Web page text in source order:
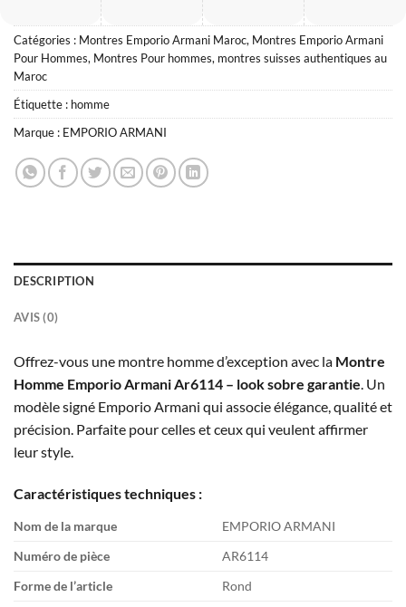
Catégories : Montres Emporio Armani Maroc, Montres Emporio Armani
Pour Hommes, Montres Pour hommes, montres suisses authentiques au
Maroc
Étiquette : homme
Marque : EMPORIO ARMANI
DESCRIPTION
AVIS (0)
Offrez-vous une montre homme d’exception avec la Montre
Homme Emporio Armani Ar6114 – look sobre garantie. Un
modèle signé Emporio Armani qui associe élégance, qualité et
précision. Parfaite pour celles et ceux qui veulent affirmer
leur style.
Caractéristiques techniques :
Nom de la marque
EMPORIO ARMANI
Numéro de pièce
AR6114
Forme de l’article
Rond